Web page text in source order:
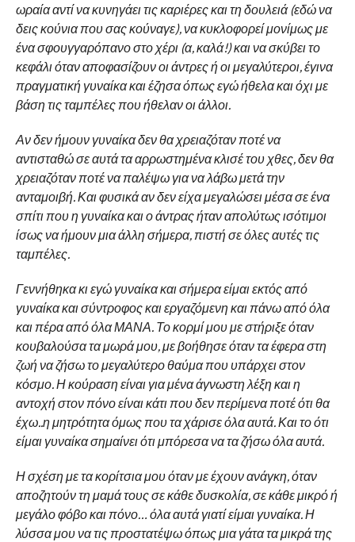
ωραία αντί να κυνηγάει τις καριέρες και τη δουλειά (εδώ να
δεις κούνια που σας κούναγε), να κυκλοφορεί μονίμως με
ένα σφουγγαρόπανο στο χέρι (α, καλά!) και να σκύβει το
κεφάλι όταν αποφασίζουν οι άντρες ή οι μεγαλύτεροι, έγινα
πραγματική γυναίκα και έζησα όπως εγώ ήθελα και όχι με
βάση τις ταμπέλες που ήθελαν οι άλλοι.
Αν δεν ήμουν γυναίκα δεν θα χρειαζόταν ποτέ να
αντισταθώ σε αυτά τα αρρωστημένα κλισέ του χθες, δεν θα
χρειαζόταν ποτέ να παλέψω για να λάβω μετά την
ανταμοιβή. Και φυσικά αν δεν είχα μεγαλώσει μέσα σε ένα
σπίτι που η γυναίκα και ο άντρας ήταν απολύτως ισότιμοι
ίσως να ήμουν μια άλλη σήμερα, πιστή σε όλες αυτές τις
ταμπέλες.
Γεννήθηκα κι εγώ γυναίκα και σήμερα είμαι εκτός από
γυναίκα και σύντροφος και εργαζόμενη και πάνω από όλα
και πέρα από όλα ΜΑΝΑ. Το κορμί μου με στήριξε όταν
κουβαλούσα τα μωρά μου, με βοήθησε όταν τα έφερα στη
ζωή να ζήσω το μεγαλύτερο θαύμα που υπάρχει στον
κόσμο. Η κούραση είναι για μένα άγνωστη λέξη και η
αντοχή στον πόνο είναι κάτι που δεν περίμενα ποτέ ότι θα
έχω..η μητρότητα όμως που τα χάρισε όλα αυτά. Και το ότι
είμαι γυναίκα σημαίνει ότι μπόρεσα να τα ζήσω όλα αυτά.
Η σχέση με τα κορίτσια μου όταν με έχουν ανάγκη, όταν
αποζητούν τη μαμά τους σε κάθε δυσκολία, σε κάθε μικρό ή
μεγάλο φόβο και πόνο… όλα αυτά γιατί είμαι γυναίκα. Η
λύσσα μου να τις προστατέψω όπως μια γάτα τα μικρά της